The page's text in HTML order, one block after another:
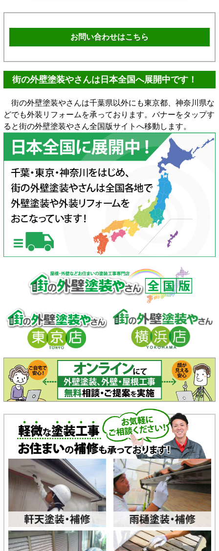
お問い合わせはこちら
街の外壁塗装やさんは日本全国へ展開中です！
街の外壁塗装やさんは千葉県以外にも東京都、神奈川県な
どでも外装リフォームを承っております。バナーをタップす
ると街の外壁塗装やさん全国版サイトへ移動します。